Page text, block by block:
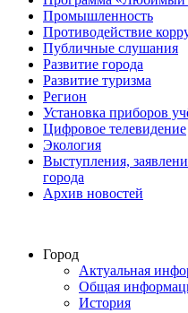
Промышленность
Противодействие
Публичные слушания
Развитие города
Развитие туризма
Регион
Установка приборов
Цифровое телевидение
Экология
Выступления,
города
Архив новостей
Город
Актуальная
Общая
История